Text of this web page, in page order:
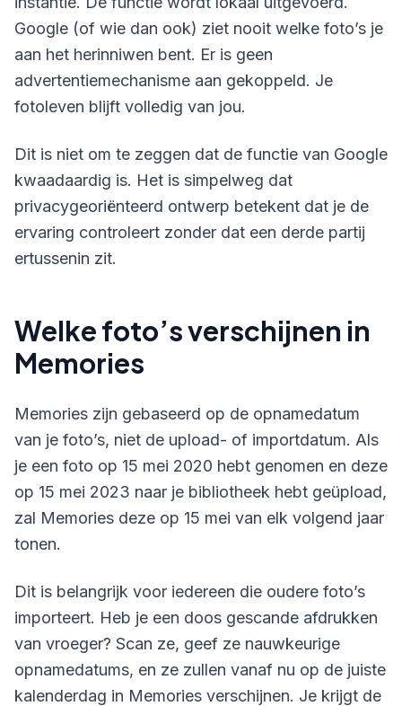
Google (of wie dan ook) ziet nooit welke foto’s je
aan het herinniwen bent. Er is geen
advertentiemechanisme aan gekoppeld. Je
fotoleven blijft volledig van jou.
Dit is niet om te zeggen dat de functie van Google
kwaadaardig is. Het is simpelweg dat
privacygeoriënteerd ontwerp betekent dat je de
ervaring controleert zonder dat een derde partij
ertussenin zit.
Welke foto’s verschijnen in
Memories
Memories zijn gebaseerd op de opnamedatum
van je foto’s, niet de upload- of importdatum. Als
je een foto op 15 mei 2020 hebt genomen en deze
op 15 mei 2023 naar je bibliotheek hebt geüpload,
zal Memories deze op 15 mei van elk volgend jaar
tonen.
Dit is belangrijk voor iedereen die oudere foto’s
importeert. Heb je een doos gescande afdrukken
van vroeger? Scan ze, geef ze nauwkeurige
opnamedatums, en ze zullen vanaf nu op de juiste
kalenderdag in Memories verschijnen. Je krijgt de